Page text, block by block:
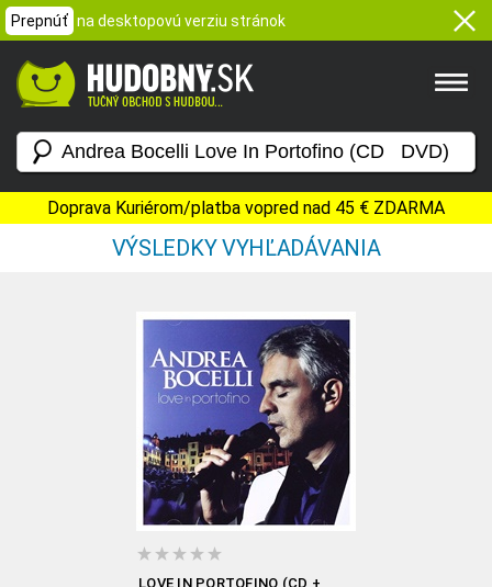
Prepnúť na desktopovú verziu stránok
Doprava Kuriérom/platba vopred nad 45 € ZDARMA
VÝSLEDKY VYHĽADÁVANIA
LOVE IN PORTOFINO (CD +